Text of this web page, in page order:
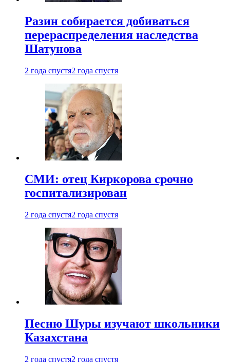
Разин собирается добиваться
перераспределения наследства
Шатунова
2 года спустя2 года спустя
СМИ: отец Киркорова срочно
госпитализирован
2 года спустя2 года спустя
Песню Шуры изучают школьники
Казахстана
2 года спустя2 года спустя